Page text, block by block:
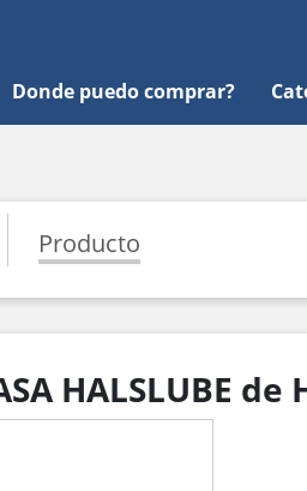
Donde puedo comprar?
Producto
HALSLUBE